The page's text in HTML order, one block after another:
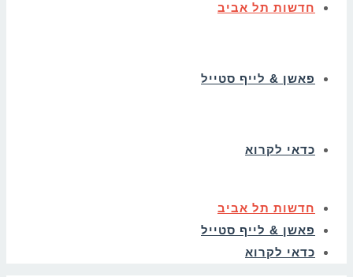
חדשות תל אביב
פאשן & לייף סטייל
כדאי לקרוא
חדשות תל אביב
פאשן & לייף סטייל
כדאי לקרוא